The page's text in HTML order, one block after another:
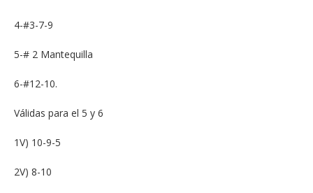
4-#3-7-9
5-# 2 Mantequilla
6-#12-10.
Válidas para el 5 y 6
1V) 10-9-5
2V) 8-10